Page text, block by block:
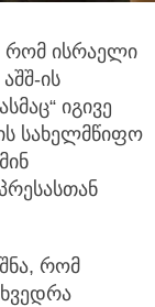
რომ ისრაელი
ის
იგივე
სახელმწიფო
რომ